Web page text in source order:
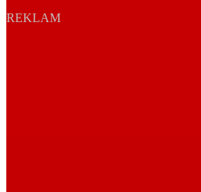
REKLAM